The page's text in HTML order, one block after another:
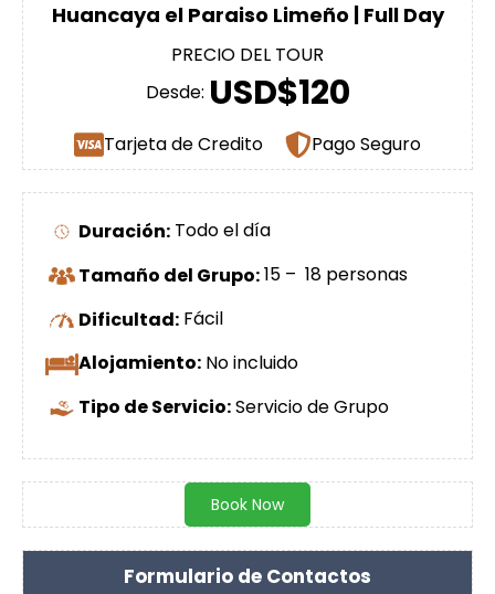
Huancaya el Paraiso Limeño | Full Day
PRECIO DEL TOUR
Desde: USD$120
Tarjeta de Credito Pago Seguro
Duración: Todo el día
Tamaño del Grupo:15 – 18 personas
Dificultad: Fácil
Alojamiento: No incluido
Tipo de Servicio:Servicio de Grupo
Book Now
Formulario de Contactos